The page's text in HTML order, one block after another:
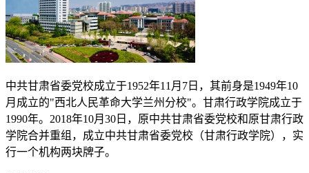
中共甘肃省委党校成立于1952年11月 7 日，其前身是1949年10
月成立的"西北人民革命大学兰州分校"。甘肃行政学院成立于
1990年。 2018年10月 30 日，原中共甘肃省委党校和原甘肃行政
学院合并重组，成立中共甘肃省委党校（甘肃行政学院），实
行一个机构两块牌子。